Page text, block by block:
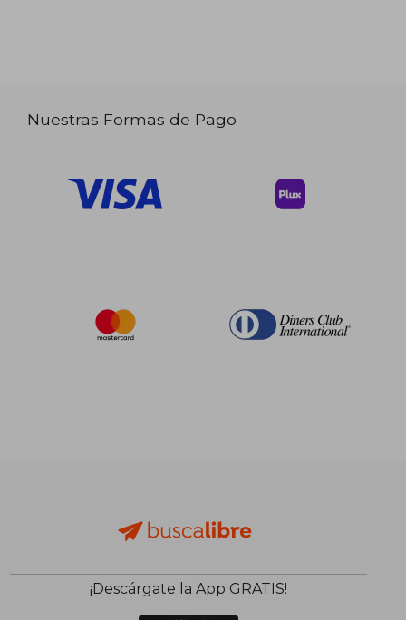
Nuestras Formas de Pago
¡Descárgate la App GRATIS!